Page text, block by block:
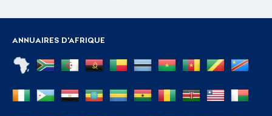
ANNUAIRES D'AFRIQUE